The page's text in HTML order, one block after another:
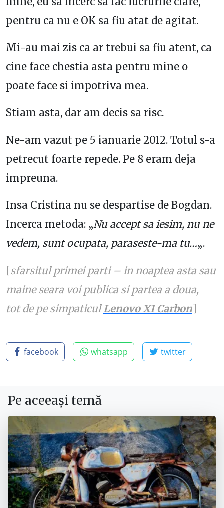
pentru ca nu e OK sa fiu atat de agitat.
Mi-au mai zis ca ar trebui sa fiu atent, ca
cine face chestia asta pentru mine o
poate face si impotriva mea.
Stiam asta, dar am decis sa risc.
Ne-am vazut pe 5 ianuarie 2012. Totul s-a
petrecut foarte repede. Pe 8 eram deja
impreuna.
Insa Cristina nu se despartise de Bogdan.
Incerca metoda: „Nu accept sa iesim, nu ne
vedem, sunt ocupata, paraseste-ma tu…„.
[sfarsitul primei parti – in noaptea asta sau
maine seara voi publica si partea a doua,
tot de pe simpaticulLenovo X1 Carbon]
facebook whatsapp twitter
Pe aceeași temă